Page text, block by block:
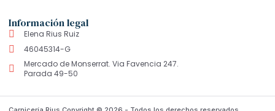
Información legal
Elena Rius Ruiz
46045314-G
Mercado de Monserrat. Via Favencia 247.
Parada 49-50